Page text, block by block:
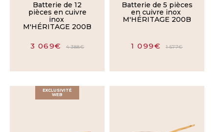
Batterie de 12
pièces en cuivre
inox
M'HÉRITAGE 200B
3 069€ 4 388€
Batterie de 5 pièces
en cuivre inox
M'HÉRITAGE 200B
1 099€ 1 577€
EXCLUSIVITÉ
WEB